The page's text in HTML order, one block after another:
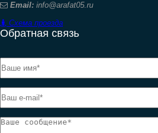
Email: info@arafat05.ru
Схема проезда
Обратная связь